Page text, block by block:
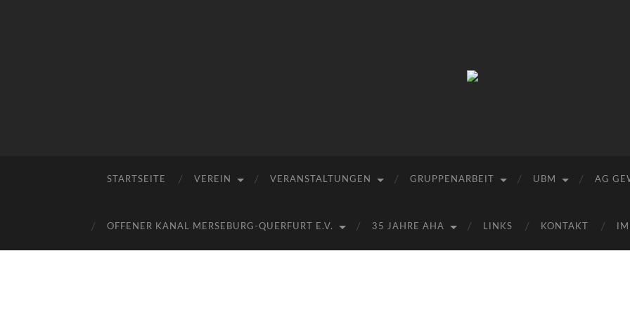
e.V.
STARTSEITE VEREIN VERANSTALTUNGEN GRUPPENARBEIT UBM AG
OFFENER KANAL MERSEBURG-QUERFURT E.V. 35 JAHRE AHA LINKS KONTAKT